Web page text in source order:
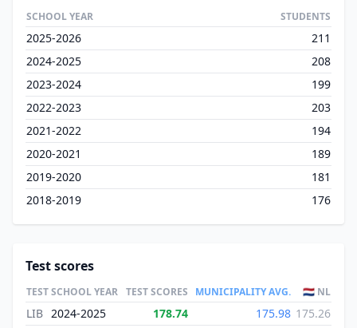
SCHOOL YEAR STUDENTS
2025-2026
211
2024-2025
208
2023-2024
199
2022-2023
203
2021-2022
194
2020-2021
189
2019-2020
181
2018-2019
176
Test scores
TESTSCHOOL YEAR TEST SCORES MUNICIPALITY AVG. 🇳🇱 NL
LIB 2024-2025 178.74 175.98 175.26